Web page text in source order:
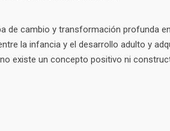
de cambio y transformación profunda
la infancia y el desarrollo adulto y
existe un concepto positivo ni